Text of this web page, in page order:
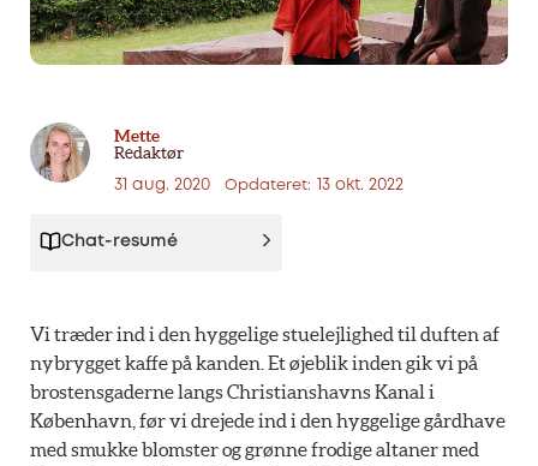
Mette
Redaktør
31 aug. 2020 Opdateret: 13 okt. 2022
Chat-resumé
Vi træder ind i den hyggelige stuelejlighed til duften af
nybrygget kaffe på kanden. Et øjeblik inden gik vi på
brostensgaderne langs Christianshavns Kanal i
København, før vi drejede ind i den hyggelige gårdhave
med smukke blomster og grønne frodige altaner med